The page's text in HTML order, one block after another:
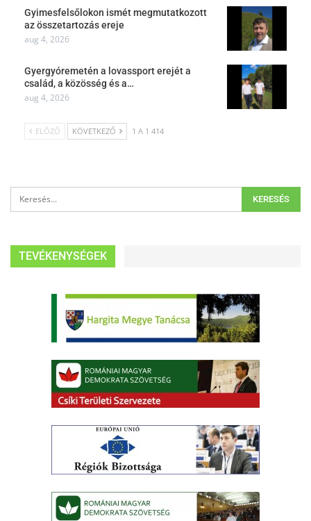
Gyimesfelsőlokon ismét megmutatkozott
az összetartozás ereje
aug 4, 2026
Gyergyóremetén a lovassport erejét a
család, a közösség és a…
aug 4, 2026
ELŐZŐ KÖVETKEZŐ 1 A 1 414
TEVÉKENYSÉGEK